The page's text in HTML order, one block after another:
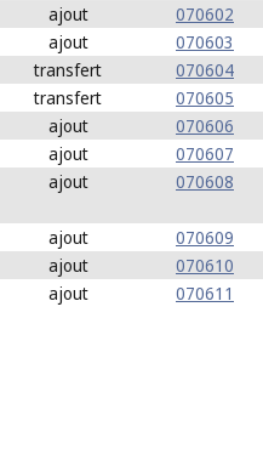
ajout 070602
ajout 070603
transfert 070604
transfert 070605
ajout 070606
ajout 070607
ajout 070608
ajout 070609
ajout 070610
ajout 070611